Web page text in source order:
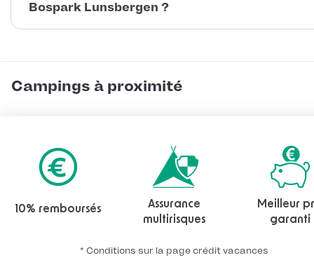
Bospark Lunsbergen ?
Campings à proximité
10% remboursés
Assurance
multirisques
Meilleur
garanti
* Conditions sur la page crédit vacances